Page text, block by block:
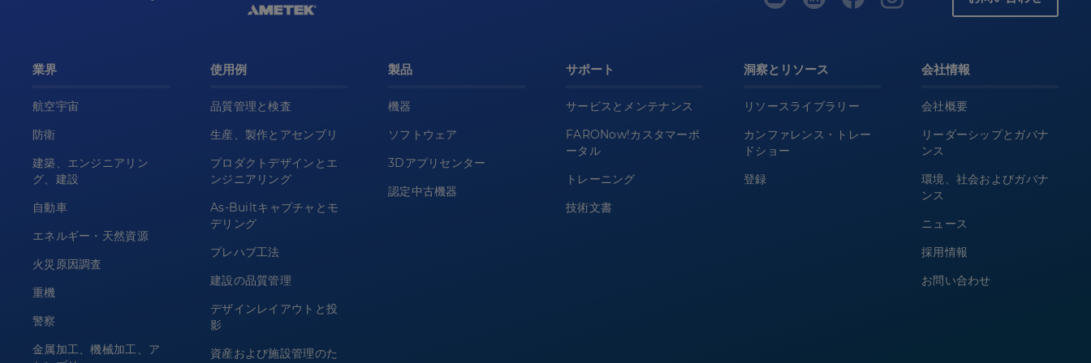
業界
航空宇宙
防衛
建築、エンジニアリン
グ、建設
自動車
エネルギー・天然資源
火災原因調査
重機
警察
金属加工、機械加工、ア
使用例
品質管理と検査
生産、製作とアセンブリ
プロダクトデザインとエ
ンジニアリング
As-Builtキャプチャとモ
デリング
プレハブ工法
建設の品質管理
デザインレイアウトと投
影
資産および施設管理のた
製品
機器
ソフトウェア
3Dアプリセンター
認定中古機器
サポート
サービスとメンテナンス
FARONow!カスタマーポ
ータル
トレーニング
技術文書
洞察とリソース
リソースライブラリー
カンファレンス・トレー
ドショー
登録
会社情報
会社概要
リーダーシップとガバナ
ンス
環境、社会およびガバナ
ンス
ニュース
採用情報
お問い合わせ